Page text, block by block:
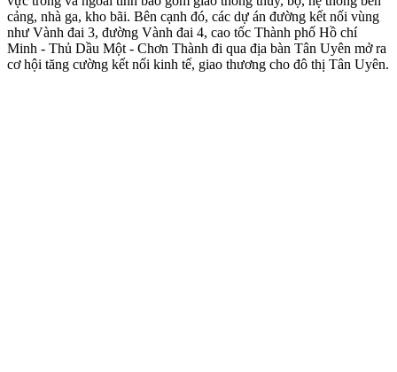
cảng, nhà ga, kho bãi. Bên cạnh đó, các dự án đường kết nối vùng
như Vành đai 3, đường Vành đai 4, cao tốc Thành phố Hồ chí
Minh - Thủ Dầu Một - Chơn Thành đi qua địa bàn Tân Uyên mở ra
cơ hội tăng cường kết nối kinh tế, giao thương cho đô thị Tân Uyên.